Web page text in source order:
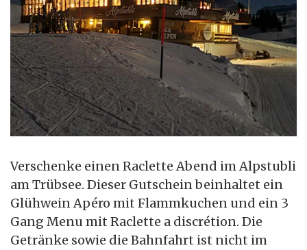
Verschenke einen Raclette Abend im Alpstubli
am Trübsee. Dieser Gutschein beinhaltet ein
Glühwein Apéro mit Flammkuchen und ein 3
Gang Menu mit Raclette a discrétion. Die
Getränke sowie die Bahnfahrt ist nicht im